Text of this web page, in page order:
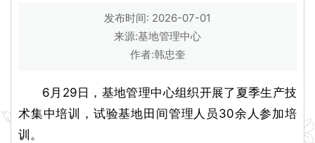
发布时间: 2026-07-01
来源:基地管理中心
作者:韩忠奎
6月29日，基地管理中心组织开展了夏季生产技
术集中培训，试验基地田间管理人员30余人参加培
训。